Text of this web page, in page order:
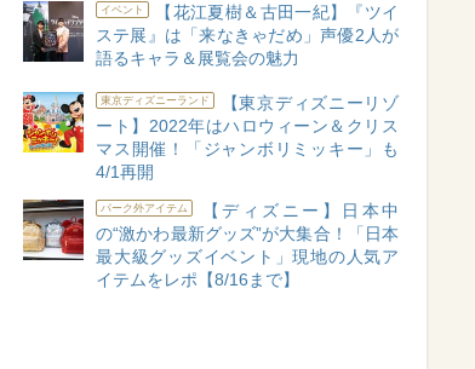
イベント
【花江夏樹＆古田一紀】『ツイ
ステ展』は「来なきゃだめ」声優2人が
語るキャラ＆展覧会の魅力
東京ディズニーランド
【東京ディズニーリゾ
ート】2022年はハロウィーン＆クリス
マス開催！「ジャンボリミッキー」も
4/1再開
パーク外アイテム
【ディズニー】日本中
の“激かわ最新グッズ”が大集合！「日本
最大級グッズイベント」現地の人気ア
イテムをレポ【8/16まで】